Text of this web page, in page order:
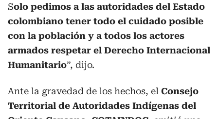
Solo pedimos a las autoridades del Estado
colombiano tener todo el cuidado posible
con la población y a todos los actores
armados respetar el Derecho Internacional
Humanitario”, dijo.
Ante la gravedad de los hechos, el Consejo
Territorial de Autoridades Indígenas del